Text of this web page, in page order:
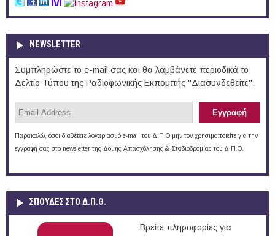
NEWSLETTER
Συμπληρώστε το e-mail σας και θα λαμβάνετε περιοδικά το
Δελτίο Τύπου της Ραδιοφωνικής Εκπομπής "Διασυνδεθείτε".
Παρακαλώ, όσοι διαθέτετε λογαριασμό e-mail του Δ.Π.Θ μην τον χρησιμοποιείτε για την
εγγραφή σας στο newsletter της Δομής Απασχόλησης & Σταδιοδρομίας του Δ.Π.Θ.
ΣΠΟΥΔΈΣ ΣΤΟ Δ.Π.Θ.
Βρείτε πληροφορίες για